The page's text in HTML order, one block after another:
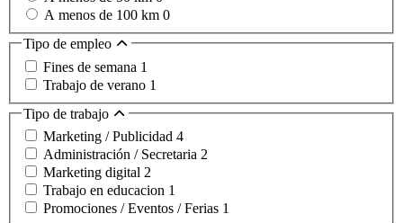
A menos de 100 km 0
Tipo de empleo
Fines de semana 1
Trabajo de verano 1
Tipo de trabajo
Marketing / Publicidad 4
Administración / Secretaria 2
Marketing digital 2
Trabajo en educacion 1
Promociones / Eventos / Ferias 1